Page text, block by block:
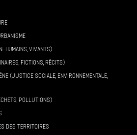
HUMAINS, VIVANTS)
FICTIONS, RÉCITS)
(JUSTICE SOCIALE, ENVIRONNEMENTALE,
POLLUTIONS)
DES TERRITOIRES